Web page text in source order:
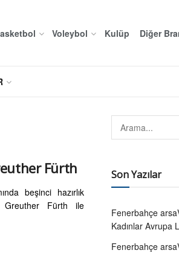
Voleybol Kulüp Diğer
Fürth
beşinci hazırlık
Greuther Fürth ile
Son Yazılar
Fenerbahçe
Kadınlar Avrupa
Fenerbahçe